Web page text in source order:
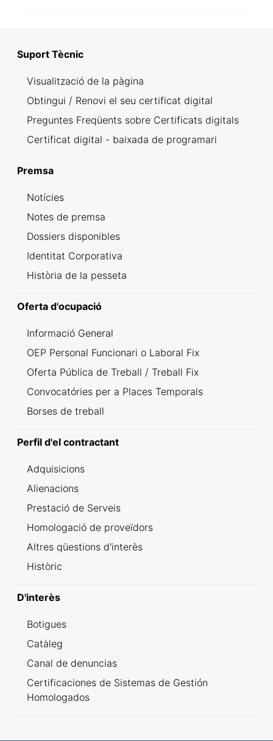
Suport Tècnic
Visualització de la pàgina
Obtingui / Renovi el seu certificat digital
Preguntes Freqüents sobre Certificats digitals
Certificat digital - baixada de programari
Premsa
Notícies
Notes de premsa
Dossiers disponibles
Identitat Corporativa
Història de la pesseta
Oferta d'ocupació
Informació General
OEP Personal Funcionari o Laboral Fix
Oferta Pública de Treball / Treball Fix
Convocatóries per a Places Temporals
Borses de treball
Perfil d'el contractant
Adquisicions
Alienacions
Prestació de Serveis
Homologació de proveïdors
Altres qüestions d'interès
Històric
D'interès
Botigues
Catàleg
Canal de denuncias
Certificaciones de Sistemas de Gestión
Homologados